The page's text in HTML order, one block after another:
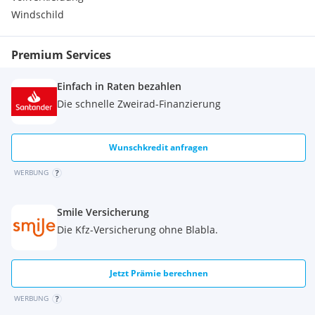
Extras:
Inkl. Smart Topcase
Windschild
Premium Services
Einfach in Raten bezahlen
Die schnelle Zweirad-Finanzierung
Wunschkredit anfragen
WERBUNG
Smile Versicherung
Die Kfz-Versicherung ohne Blabla.
Jetzt Prämie berechnen
WERBUNG